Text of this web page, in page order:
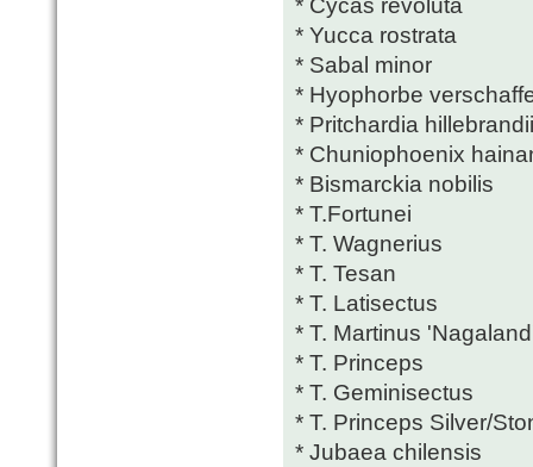
* Yucca rostrata
* Sabal minor
* Hyophorbe
* Pritchardia hillebrandii
* Chuniophoenix
* Bismarckia nobilis
* T.Fortunei
* T. Wagnerius
* T. Tesan
* T. Latisectus
* T. Martinus
* T. Princeps
* T. Geminisectus
* T. Princeps Silver/
* Jubaea chilensis